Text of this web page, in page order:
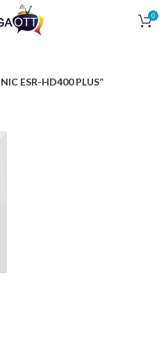
0
ESR-HD400 PLUS”